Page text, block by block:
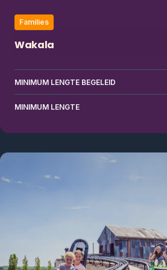
Families
Wakala
Wakala neemt je mee op een hoogte
tussen de bomen. Tijdens de afdaling
topsnelheden van 50 kilometer per
achtbaan geeft je kriebels in de buik
MINIMUM LENGTE BEGELEID
MINIMUM LENGTE